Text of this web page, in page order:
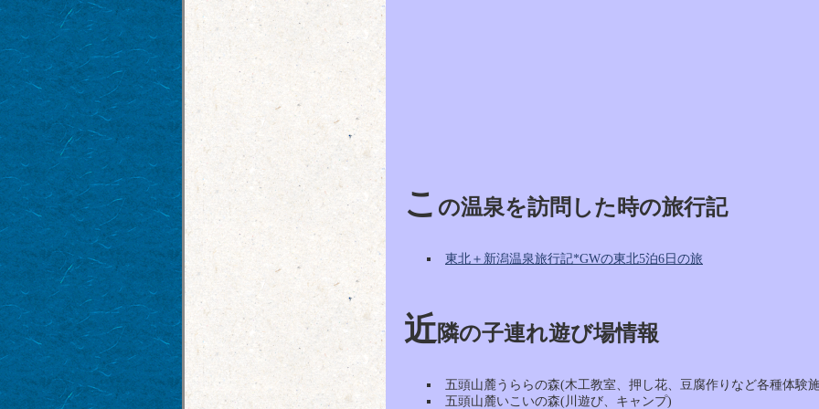
こ の温泉を訪問した時の旅行記
東北＋新潟温泉旅行記*GWの東北5泊6日の旅
近隣の子連れ遊び場情報
五頭山麓うららの森(木工教室、押し花、豆腐作りなど各種体験
五頭山麓いこいの森(川遊び、キャンプ)